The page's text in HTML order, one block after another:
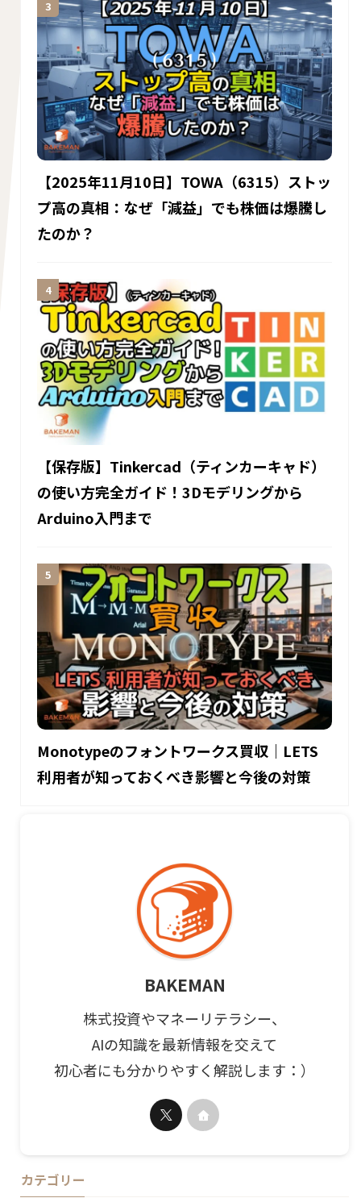
【2025年11月10日】TOWA（6315）ストッ
プ高の真相：なぜ「減益」でも株価は爆騰し
たのか？
【保存版】Tinkercad（ティンカーキャド）
の使い方完全ガイド！3Dモデリングから
Arduino入門まで
Monotypeのフォントワークス買収｜LETS
利用者が知っておくべき影響と今後の対策
BAKEMAN
株式投資やマネーリテラシー、
AIの知識を最新情報を交えて
初心者にも分かりやすく解説します：）
カテゴリー